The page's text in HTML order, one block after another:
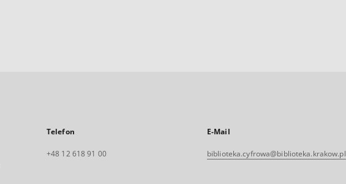
Telefon
+48 12 618 91 00
E-Mail
biblioteka.cyfrowa@biblioteka.krakow.pl